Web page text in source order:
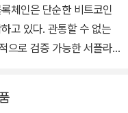
정, 출처, 리얼타임 알림
라인 오퍼레이션에 대한
도록 설계한다.
그램은 시스템의 다이내
고 있다. 관통할 수 없는
으로 검증 가능한 서플라
를 사용해서 쉽게 블록체